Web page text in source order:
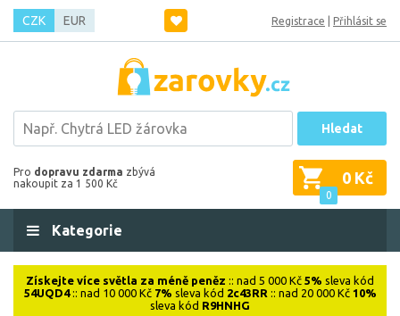
CZK EUR Registrace Přihlásit se
Hledat
Pro dopravu zdarma zbývá
nakoupit za 1 500 Kč
0
0 Kč
Kategorie
Získejte více světla za méně peněz :: nad 5 000 Kč 5% sleva kód
54UQD4:: nad 10 000 Kč 7% sleva kód 2c43RR :: nad 20 000 Kč 10%
sleva kód R9HNHG